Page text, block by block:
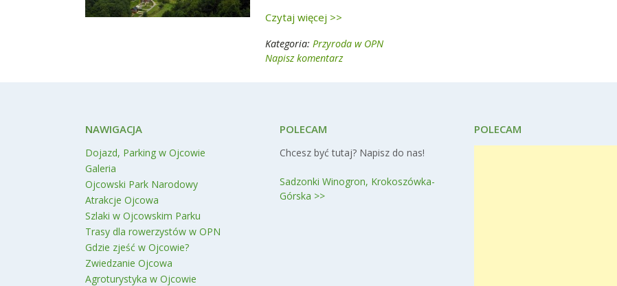
Czytaj więcej >>
Kategoria: Przyroda w OPN
Napisz komentarz
NAWIGACJA
Dojazd, Parking w Ojcowie
Galeria
Ojcowski Park Narodowy
Atrakcje Ojcowa
Szlaki w Ojcowskim Parku
Trasy dla rowerzystów w OPN
Gdzie zjeść w Ojcowie?
Zwiedzanie Ojcowa
Agroturystyka w Ojcowie
POLECAM
Chcesz być tutaj? Napisz do nas!
Sadzonki Winogron, Krokoszówka-
Górska >>
POLECAM